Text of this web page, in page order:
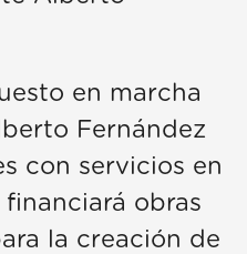
en marcha
Fernández
con servicios en
obras
la creación de